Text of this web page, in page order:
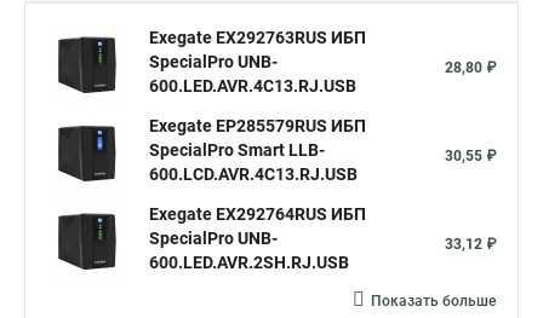
Exegate EX292763RUS ИБП
SpecialPro UNB-
600.LED.AVR.4C13.RJ.USB
28,80 ₽
Exegate EP285579RUS ИБП
SpecialPro Smart LLB-
600.LCD.AVR.4C13.RJ.USB
30,55 ₽
Exegate EX292764RUS ИБП
SpecialPro UNB-
600.LED.AVR.2SH.RJ.USB
33,12 ₽
Показать больше